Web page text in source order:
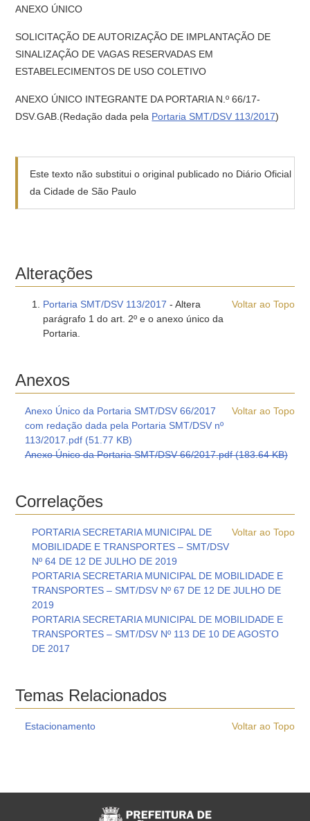
ANEXO ÚNICO
SOLICITAÇÃO DE AUTORIZAÇÃO DE IMPLANTAÇÃO DE
SINALIZAÇÃO DE VAGAS RESERVADAS EM
ESTABELECIMENTOS DE USO COLETIVO
ANEXO ÚNICO INTEGRANTE DA PORTARIA N.º 66/17-
DSV.GAB.(Redação dada pela Portaria SMT/DSV 113/2017)
Este texto não substitui o original publicado no Diário Oficial
da Cidade de São Paulo
Alterações
Voltar ao Topo
Portaria SMT/DSV 113/2017 - Altera
parágrafo 1 do art. 2º e o anexo único da
Portaria.
Anexos
Voltar ao Topo
Anexo Único da Portaria SMT/DSV 66/2017
com redação dada pela Portaria SMT/DSV nº
113/2017.pdf (51.77 KB)
Anexo Único da Portaria SMT/DSV 66/2017.pdf (183.64 KB)
Correlações
Voltar ao Topo
PORTARIA SECRETARIA MUNICIPAL DE
MOBILIDADE E TRANSPORTES – SMT/DSV
Nº 64 DE 12 DE JULHO DE 2019
PORTARIA SECRETARIA MUNICIPAL DE MOBILIDADE E
TRANSPORTES – SMT/DSV Nº 67 DE 12 DE JULHO DE
2019
PORTARIA SECRETARIA MUNICIPAL DE MOBILIDADE E
TRANSPORTES – SMT/DSV Nº 113 DE 10 DE AGOSTO
DE 2017
Temas Relacionados
Voltar ao Topo
Estacionamento